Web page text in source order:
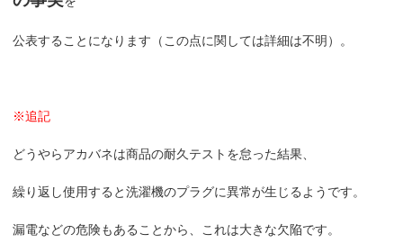
公表することになります（この点に関しては詳細は不明）。
※追記
どうやらアカバネは商品の耐久テストを怠った結果、
繰り返し使用すると洗濯機のプラグに異常が生じるようです。
漏電などの危険もあることから、これは大きな欠陥です。